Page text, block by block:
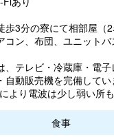
3分の寮にて相部屋（2
コン、布団、ユニット
、テレビ・冷蔵庫・電子
動販売機を完備してい
より電波は少し弱い所も
食事